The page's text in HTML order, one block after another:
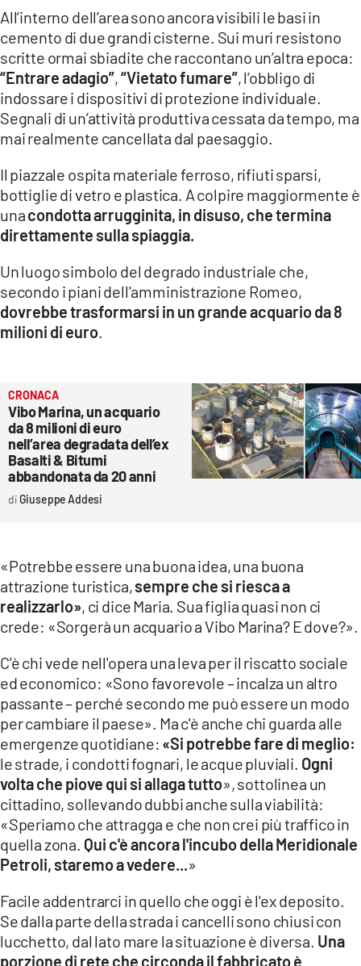
All’interno dell’area sono ancora visibili le basi in
cemento di due grandi cisterne. Sui muri resistono
scritte ormai sbiadite che raccontano un’altra epoca:
“Entrare adagio”,“Vietato fumare”, l’obbligo di
indossare i dispositivi di protezione individuale.
Segnali di un’attività produttiva cessata da tempo, ma
mai realmente cancellata dal paesaggio.
Il piazzale ospita materiale ferroso, rifiuti sparsi,
bottiglie di vetro e plastica. A colpire maggiormente è
unacondotta arrugginita, in disuso, che termina
direttamente sulla spiaggia.
Un luogo simbolo del degrado industriale che,
secondo i piani dell'amministrazione Romeo,
dovrebbe trasformarsi in un grande acquario da 8
milioni di euro.
CRONACA
Vibo Marina, un acquario
da 8 milioni di euro
nell’area degradata dell’ex
Basalti & Bitumi
abbandonata da 20 anni
Giuseppe Addesi
«Potrebbe essere una buona idea, una buona
attrazione turistica,sempre che si riesca a
realizzarlo», ci dice Maria. Sua figlia quasi non ci
crede: «Sorgerà un acquario a Vibo Marina? E dove?».
C'è chi vede nell'opera una leva per il riscatto sociale
ed economico: «Sono favorevole – incalza un altro
passante – perché secondo me può essere un modo
per cambiare il paese». Ma c'è anche chi guarda alle
emergenze quotidiane: «Si potrebbe fare di meglio:
le strade, i condotti fognari, le acque pluviali. Ogni
volta che piove qui si allaga tutto», sottolinea un
cittadino, sollevando dubbi anche sulla viabilità:
«Speriamo che attragga e che non crei più traffico in
quella zona. Qui c'è ancora l'incubo della Meridionale
Petroli, staremo a vedere...»
Facile addentrarci in quello che oggi è l'ex deposito.
Se dalla parte della strada i cancelli sono chiusi con
lucchetto, dal lato mare la situazione è diversa. Una
porzione di rete che circonda il fabbricato è